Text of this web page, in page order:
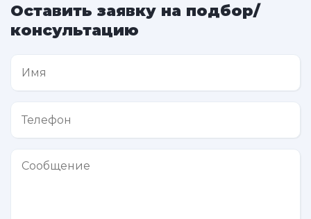
Оставить заявку на подбор/
консультацию